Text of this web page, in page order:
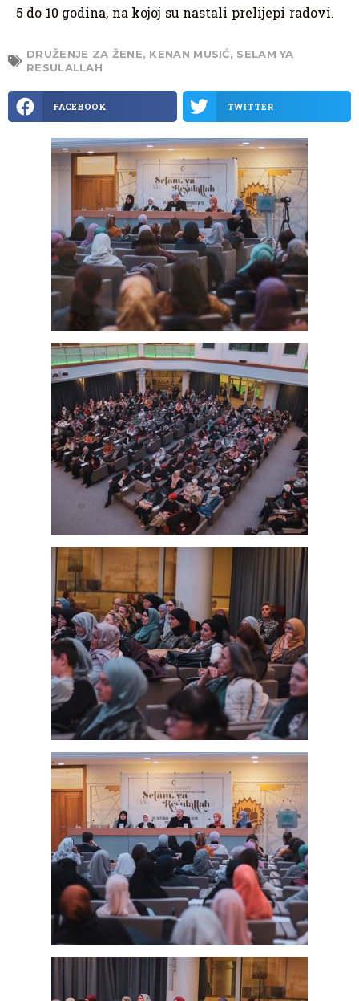
5 do 10 godina, na kojoj su nastali prelijepi radovi.
DRUŽENJE ZA ŽENE, KENAN MUSIĆ, SELAM YA
RESULALLAH
FACEBOOK TWITTER